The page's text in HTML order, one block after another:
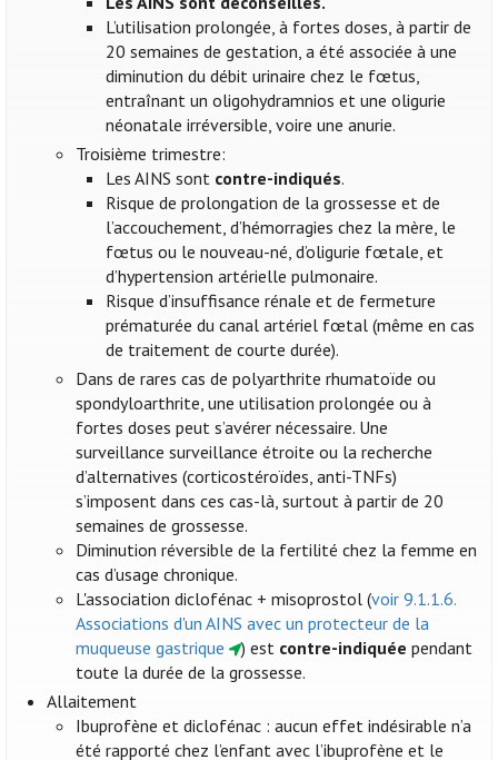
L’utilisation prolongée, à fortes doses, à partir de
20 semaines de gestation, a été associée à une
diminution du débit urinaire chez le fœtus,
entraînant un oligohydramnios et une oligurie
néonatale irréversible, voire une anurie.
Troisième trimestre:
Les AINS sont contre-indiqués.
Risque de prolongation de la grossesse et de
l’accouchement, d’hémorragies chez la mère, le
fœtus ou le nouveau-né, d’oligurie fœtale, et
d’hypertension artérielle pulmonaire.
Risque d’insuffisance rénale et de fermeture
prématurée du canal artériel fœtal (même en cas
de traitement de courte durée).
Dans de rares cas de polyarthrite rhumatoïde ou
spondyloarthrite, une utilisation prolongée ou à
fortes doses peut s’avérer nécessaire. Une
surveillance surveillance étroite ou la recherche
d’alternatives (corticostéroïdes, anti-TNFs)
s’imposent dans ces cas-là, surtout à partir de 20
semaines de grossesse.
Diminution réversible de la fertilité chez la femme en
cas d’usage chronique.
L'association diclofénac + misoprostol (voir 9.1.1.6.
Associations d'un AINS avec un protecteur de la
muqueuse gastrique
) est contre-indiquée pendant
toute la durée de la grossesse.
Allaitement
Ibuprofène et diclofénac : aucun effet indésirable n’a
été rapporté chez l’enfant avec l’ibuprofène et le